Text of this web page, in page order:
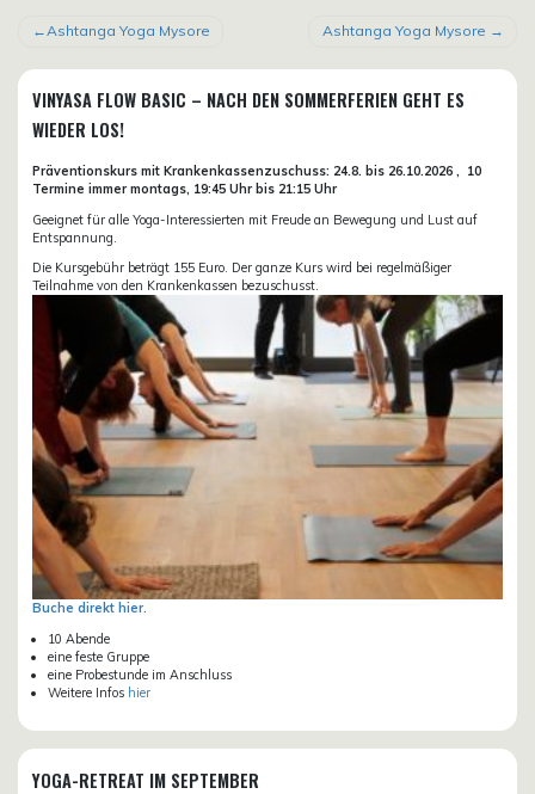
BEITRAGSNAVIGATION
Ashtanga Yoga Mysore Ashtanga Yoga Mysore
VINYASA FLOW BASIC – NACH DEN SOMMERFERIEN GEHT ES
WIEDER LOS!
Präventionskurs mit Krankenkassenzuschuss: 24.8. bis 26.10.2026 , 10
Termine immer montags, 19:45 Uhr bis 21:15 Uhr
Geeignet für alle Yoga-Interessierten mit Freude an Bewegung und Lust auf
Entspannung.
Die Kursgebühr beträgt 155 Euro. Der ganze Kurs wird bei regelmäßiger
Teilnahme von den Krankenkassen bezuschusst.
Buche direkt hier.
10 Abende
eine feste Gruppe
eine Probestunde im Anschluss
Weitere Infos hier
YOGA-RETREAT IM SEPTEMBER